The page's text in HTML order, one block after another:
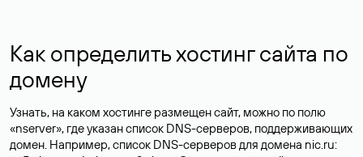
Как определить хостинг сайта по
домену
Узнать, на каком хостинге размещен сайт, можно по полю
«nserver», где указан список DNS-серверов, поддерживающих
домен. Например, список DNS-серверов для домена nic.ru: